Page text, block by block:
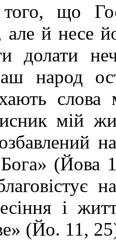
того, що
але й несе
долати
народ
слова
мій
Бога»
і
(Йо. 11,